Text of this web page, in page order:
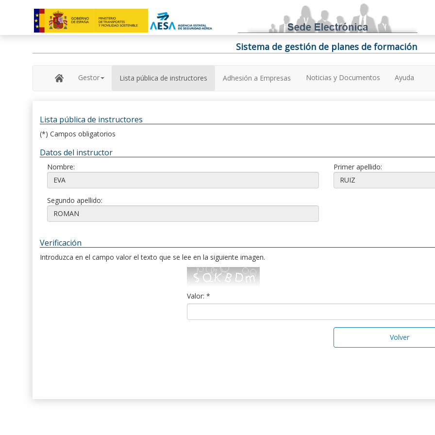
Sistema de gestión de planes de formación
Gestor Lista pública de instructores Adhesión a Empresas Noticias y Documentos Ayuda
Lista pública de instructores
(*) Campos obligatorios
Datos del instructor
Nombre: Primer apellido:
Segundo apellido:
Verificación
Introduzca en el campo valor el texto que se lee en la siguiente imagen.
Valor: *
Volver